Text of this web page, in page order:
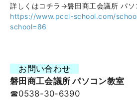
詳しくはコチラ→磐田商工会議所 パソ
https://www.pcci-school.com/
school=86
お問い合わせ
磐田商工会議所 パソコン教室
☎0538-30-6390